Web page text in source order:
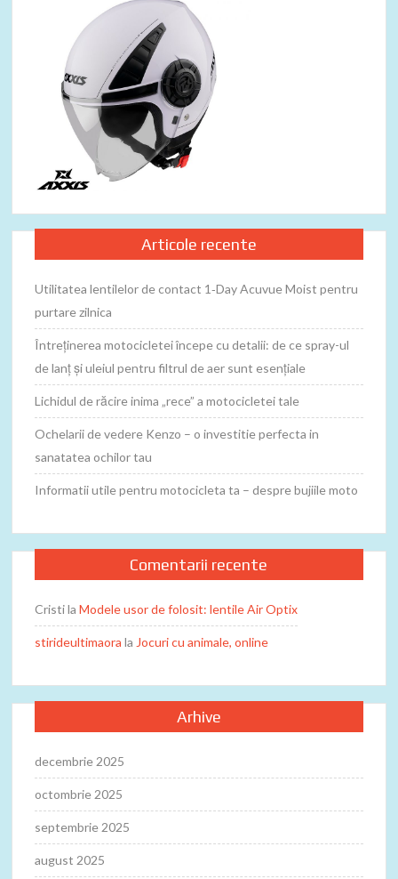
Articole recente
Utilitatea lentilelor de contact 1‑Day Acuvue Moist pentru
purtare zilnica
Întreținerea motocicletei începe cu detalii: de ce spray-ul
de lanț și uleiul pentru filtrul de aer sunt esențiale
Lichidul de răcire inima „rece” a motocicletei tale
Ochelarii de vedere Kenzo – o investitie perfecta in
sanatatea ochilor tau
Informatii utile pentru motocicleta ta – despre bujiile moto
Comentarii recente
CristilaModele usor de folosit: lentile Air Optix
stirideultimaora la Jocuri cu animale, online
Arhive
decembrie 2025
octombrie 2025
septembrie 2025
august 2025